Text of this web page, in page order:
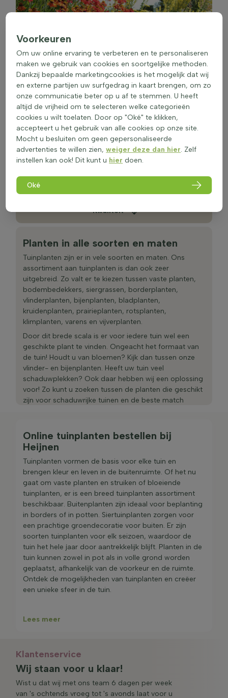
Tuinplanten
Kwaliteit
Planten in alle soorten en maten
Tuinplanten zijn er in vele soorten en maten. Ons
assortiment aan tuinplanten is dan ook zeer
uitgebreid. Zo valt er te kiezen tussen vaste planten,
bodembedekkers, siergrassen, borderplanten,
vlinderplanten, bijenplanten, bladplanten,
kruidenplanten, prairieplanten, rotsplanten,
klimplanten, varens en vijverplanten.
Door dit brede scala is er voor iedere tuin wel een
geschikte plant te vinden. Ongeacht het formaat van
de tuin! Houdt u van bloemen? Kijk dan tussen onze
vlinder- en bijenplanten. Heeft uw tuin veel
schaduwplekken? Ook daar hebben wij een oplossing
voor! Zo kunt u zoeken tussen de planten die geschikt
zijn voor schaduwrijke tuinen en de beste match
wij aangroeigarantie te geven op het gehele
assortiment tuinplanten. Deze aangroeigarantie houdt
in dat de plant binnen 1 maand na de leverdag goed
geworteld is en groei laat zien.
Online tuinplanten bestellen bij
Heijnen
Tuinplanten vormen de basis voor elke tuin en
brengen kleur en leven in de buitenruimte. Of het nu
gaat om vaste planten en struiken of bloeiende
tuinplanten, er is een breed tuinplanten assortiment
beschikbaar. Buitenplanten zijn ideaal voor beplanting
in borders of in potten. Siertuinplanten zorgen voor
een prachtige groendecoratie voor buiten. Er zijn
soorten tuinplanten voor elk seizoen, waardoor de
tuin het hele jaar door aantrekkelijk blijft. Planten in de
tuin kunnen zowel in pot als in volle grond worden
geplaatst, afhankelijk van de voorkeur en de ruimte.
Ontdek de mogelijkheden van tuinplanten en creëer
een unieke sfeer in de tuin.
Lees meer
Klantenservice
Wij staan voor u klaar!
Wist u dat wij met ons team 6 dagen per week
van 's ochtends vroeg tot 's avonds laat voor u
Voorkeuren
Om uw online ervaring te verbeteren en te personaliseren
maken we gebruik van cookies en soortgelijke methoden.
Dankzij bepaalde marketingcookies is het mogelijk dat wij
en externe partijen uw surfgedrag in kaart brengen, om zo
onze communicatie beter op u af te stemmen. U heeft
altijd de vrijheid om te selecteren welke categorieën
cookies u wilt toelaten. Door op "Oké" te klikken,
accepteert u het gebruik van alle cookies op onze site.
Mocht u besluiten om geen gepersonaliseerde
advertenties te willen zien,weiger deze dan hier. Zelf
instellen kan ook! Dit kunt u hier doen.
Oké